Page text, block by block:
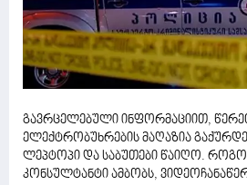
გავრცელებული ინფორმაციით,
ელექტრობუხრების მაღაზია
ლეპტოპი და საბუთები წაიღო.
კონსულტანტი ამბობს,